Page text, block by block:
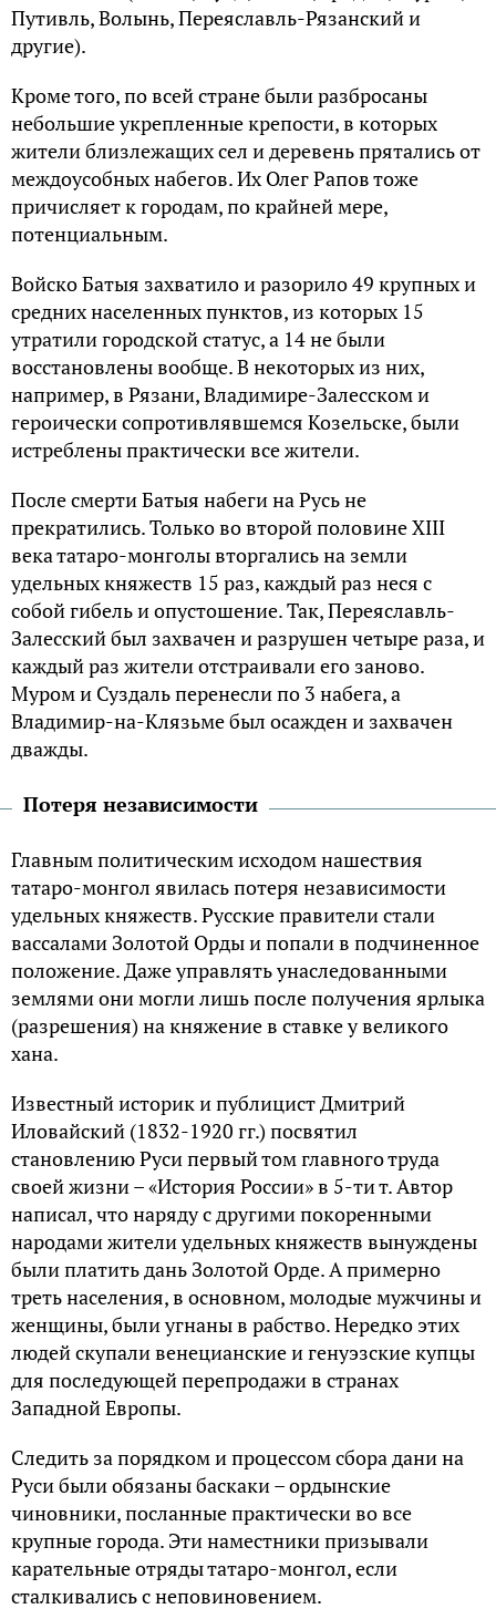
Путивль, Волынь, Переяславль-Рязанский и
другие).
Кроме того, по всей стране были разбросаны
небольшие укрепленные крепости, в которых
жители близлежащих сел и деревень прятались от
междоусобных набегов. Их Олег Рапов тоже
причисляет к городам, по крайней мере,
потенциальным.
Войско Батыя захватило и разорило 49 крупных и
средних населенных пунктов, из которых 15
утратили городской статус, а 14 не были
восстановлены вообще. В некоторых из них,
например, в Рязани, Владимире-Залесском и
героически сопротивлявшемся Козельске, были
истреблены практически все жители.
После смерти Батыя набеги на Русь не
прекратились. Только во второй половине XIII
века татаро-монголы вторгались на земли
удельных княжеств 15 раз, каждый раз неся с
собой гибель и опустошение. Так, Переяславль-
Залесский был захвачен и разрушен четыре раза, и
каждый раз жители отстраивали его заново.
Муром и Суздаль перенесли по 3 набега, а
Владимир-на-Клязьме был осажден и захвачен
дважды.
Потеря независимости
Главным политическим исходом нашествия
татаро-монгол явилась потеря независимости
удельных княжеств. Русские правители стали
вассалами Золотой Орды и попали в подчиненное
положение. Даже управлять унаследованными
землями они могли лишь после получения ярлыка
(разрешения) на княжение в ставке у великого
хана.
Известный историк и публицист Дмитрий
Иловайский (1832-1920 гг.) посвятил
становлению Руси первый том главного труда
своей жизни – «История России» в 5-ти т. Автор
написал, что наряду с другими покоренными
народами жители удельных княжеств вынуждены
были платить дань Золотой Орде. А примерно
треть населения, в основном, молодые мужчины и
женщины, были угнаны в рабство. Нередко этих
людей скупали венецианские и генуэзские купцы
для последующей перепродажи в странах
Западной Европы.
Следить за порядком и процессом сбора дани на
Руси были обязаны баскаки – ордынские
чиновники, посланные практически во все
крупные города. Эти наместники призывали
карательные отряды татаро-монгол, если
сталкивались с неповиновением.